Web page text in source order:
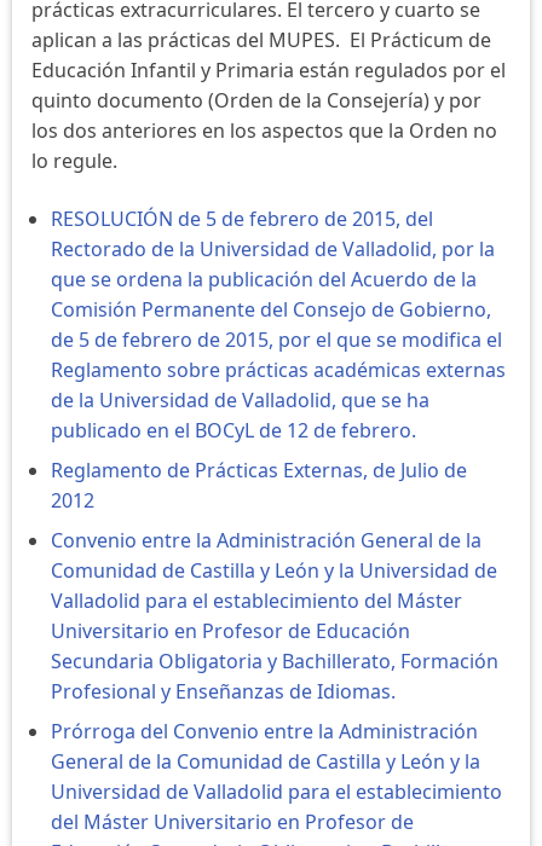
prácticas extracurriculares. El tercero y cuarto se
aplican a las prácticas del MUPES. El Prácticum de
Educación Infantil y Primaria están regulados por el
quinto documento (Orden de la Consejería) y por
los dos anteriores en los aspectos que la Orden no
lo regule.
RESOLUCIÓN de 5 de febrero de 2015, del
Rectorado de la Universidad de Valladolid, por la
que se ordena la publicación del Acuerdo de la
Comisión Permanente del Consejo de Gobierno,
de 5 de febrero de 2015, por el que se modifica el
Reglamento sobre prácticas académicas externas
de la Universidad de Valladolid, que se ha
publicado en el BOCyL de 12 de febrero.
Reglamento de Prácticas Externas, de Julio de
2012
Convenio entre la Administración General de la
Comunidad de Castilla y León y la Universidad de
Valladolid para el establecimiento del Máster
Universitario en Profesor de Educación
Secundaria Obligatoria y Bachillerato, Formación
Profesional y Enseñanzas de Idiomas.
Prórroga del Convenio entre la Administración
General de la Comunidad de Castilla y León y la
Universidad de Valladolid para el establecimiento
del Máster Universitario en Profesor de